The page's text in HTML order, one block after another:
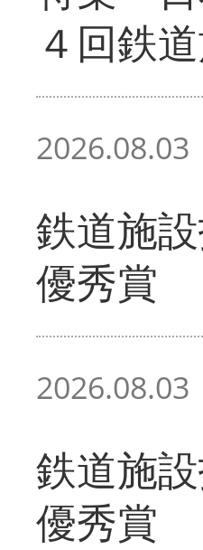
４回鉄
2026.08.03
鉄道施
優秀賞
2026.08.03
鉄道施
優秀賞